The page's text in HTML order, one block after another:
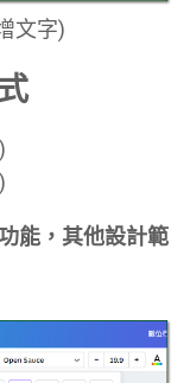
文字)
能，其他設計範